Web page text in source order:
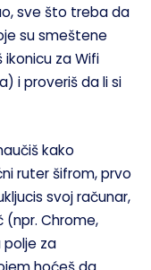
sve što treba da
su smeštene
za Wifi
i proveriš da li si
kako
ruter šifrom, prvo
svoj računar,
Chrome,
polje za